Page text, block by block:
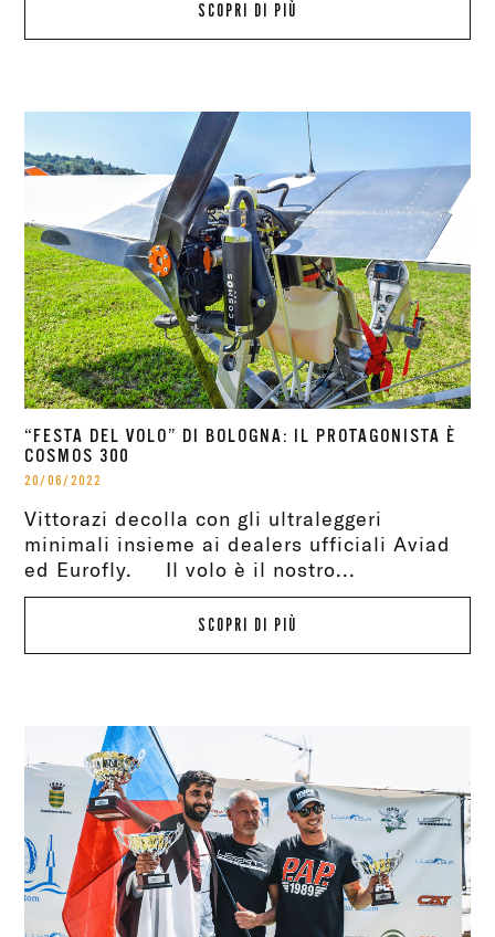
SCOPRI DI PIÙ
“FESTA DEL VOLO” DI BOLOGNA: IL PROTAGONISTA È
COSMOS 300
20/06/2022
Vittorazi decolla con gli ultraleggeri
minimali insieme ai dealers ufficiali Aviad
ed Eurofly. Il volo è il nostro...
SCOPRI DI PIÙ